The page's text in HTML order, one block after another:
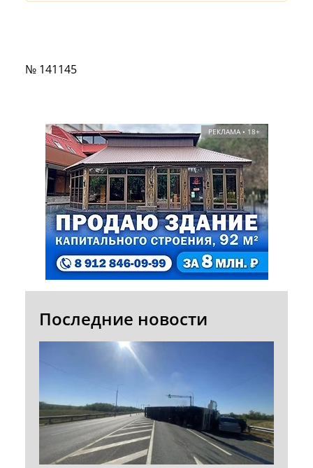
№ 141145
РЕКЛАМА • 18+
Последние новости